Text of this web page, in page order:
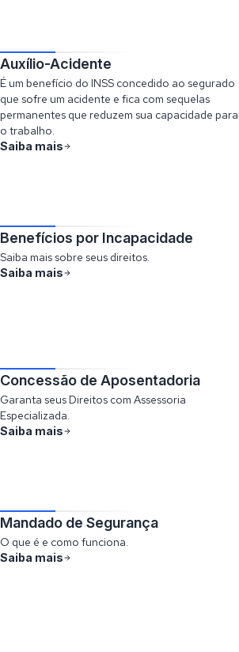
Auxílio-Acidente
É um benefício do INSS concedido ao segurado
que sofre um acidente e fica com sequelas
permanentes que reduzem sua capacidade para
o trabalho.
Saiba mais
Benefícios por Incapacidade
Saiba mais sobre seus direitos.
Saiba mais
Concessão de Aposentadoria
Garanta seus Direitos com Assessoria
Especializada.
Saiba mais
Mandado de Segurança
O que é e como funciona.
Saiba mais